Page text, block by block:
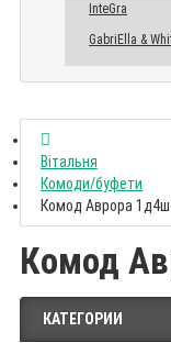
InteGra
GabriElla &
Вітальня
Комоди/буфети
Комод Аврора
Комод
КАТЕГОРИИ